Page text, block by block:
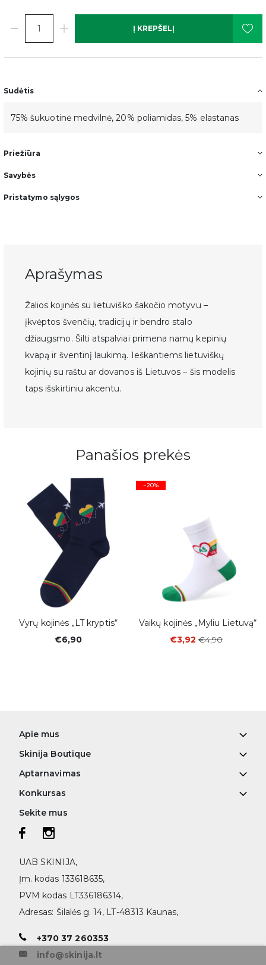
Į KREPŠELĮ
Sudėtis
75% šukuotinė medvilnė, 20% poliamidas, 5% elastanas
Priežiūra
Savybės
Pristatymo sąlygos
Aprašymas
Žalios kojinės su lietuviško šakočio motyvu –
įkvėptos švenčių, tradicijų ir bendro stalo
džiaugsmo. Šilti atspalviai primena namų kepinių
kvapą ir šventinį laukimą. Ieškantiems lietuviškų
kojinių su raštu ar dovanos iš Lietuvos – šis modelis
taps išskirtiniu akcentu.
Panašios prekės
Vyrų kojinės „LT kryptis“
€6,90
Vaikų kojinės „Myliu Lietuvą“
€3,92 €4,90
−20%
Apie mus
Skinija Boutique
Aptarnavimas
Konkursas
Sekite mus
UAB SKINIJA,
Įm. kodas 133618635,
PVM kodas LT336186314,
Adresas: Šilalės g. 14, LT-48313 Kaunas,
+370 37 260353
info@skinija.lt